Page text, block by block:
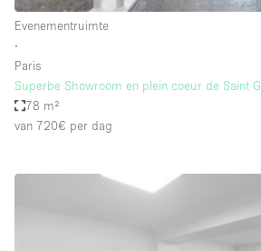
Hal
Kraampje / Kiosk / Stalletje
Kraampje / Marktkraam
Evenementruimte
∙
Paris
Superbe Showroom en plein coeur de Saint
78 m²
van 720€ per dag